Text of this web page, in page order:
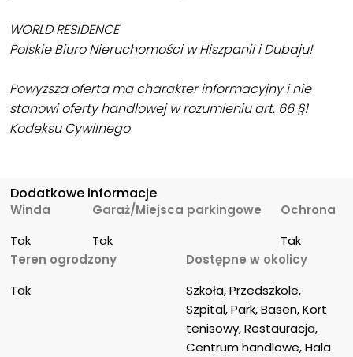
WORLD RESIDENCE
Polskie Biuro Nieruchomości w Hiszpanii i Dubaju!
Powyższa oferta ma charakter informacyjny i nie
stanowi oferty handlowej w rozumieniu art. 66 §1
Kodeksu Cywilnego
Dodatkowe informacje
Winda
Tak
Garaż/Miejsca parkingowe
Tak
Ochrona
Tak
Teren ogrodzony
Tak
Dostępne w okolicy
Szkoła, Przedszkole,
Szpital, Park, Basen, Kort
tenisowy, Restauracja,
Centrum handlowe, Hala